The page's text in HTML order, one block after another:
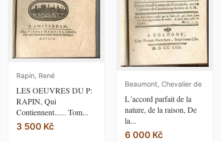
Rapin, René
LES OEUVRES DU P:
RAPIN, Qui
Contiennent...... Tom...
3 500 Kč
Beaumont, Chevalier de
L´accord parfait de la
nature, de la raison, De
la...
6 000 Kč